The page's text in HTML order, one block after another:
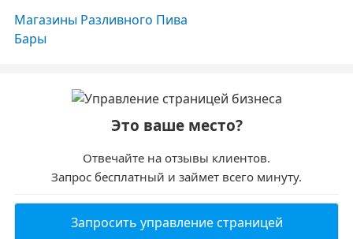
Магазины Разливного Пива
Бары
Это ваше место?
Отвечайте на отзывы клиентов.
Запрос бесплатный и займет всего минуту.
Запросить управление страницей